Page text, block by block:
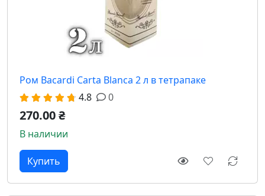
Ром Bacardi Carta Blanca 2 л в тетрапаке
4.8
0
270.00 ₴
В наличии